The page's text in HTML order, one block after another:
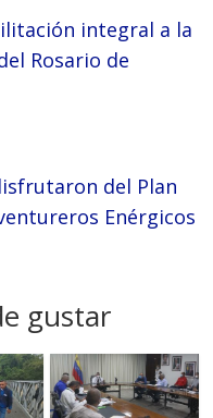
integral a la
Rosario de
del Plan
Enérgicos
gustar